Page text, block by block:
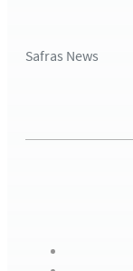
Safras News